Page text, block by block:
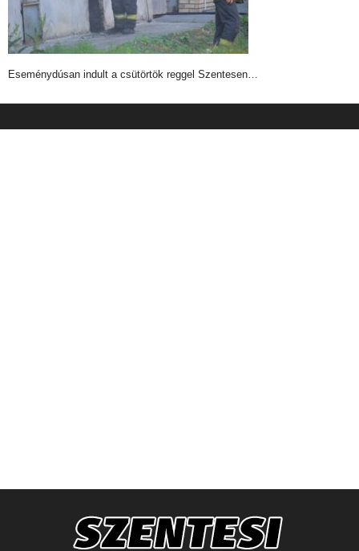
Eseménydúsan indult a csütörtök reggel Szentesen…